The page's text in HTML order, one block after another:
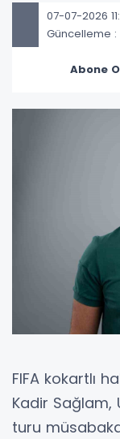
07-07-2026
Güncelleme :
Abone
FIFA kokartlı
Kadir Sağlam,
turu